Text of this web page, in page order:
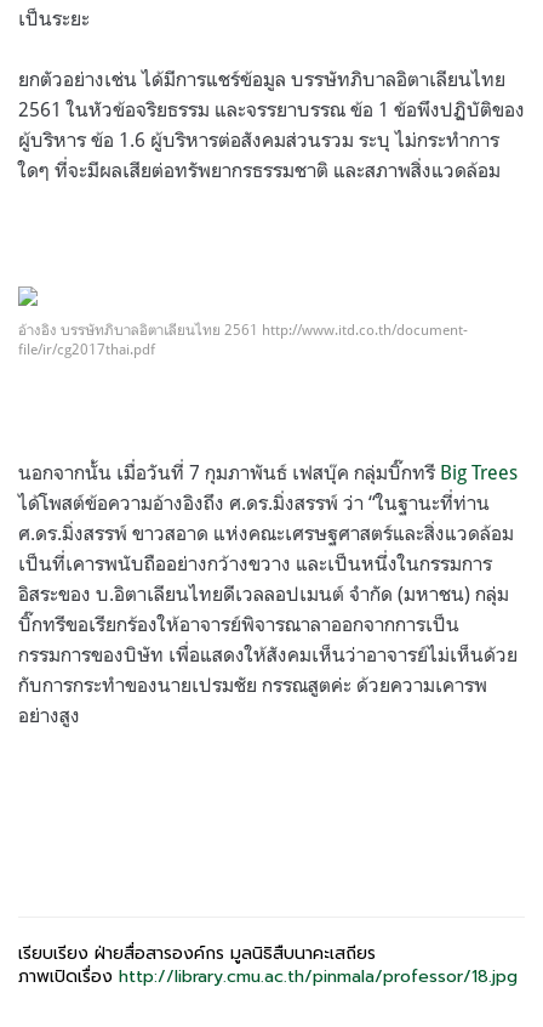
เป็นระยะ
ยกตัวอย่างเช่น ได้มีการแชร์ข้อมูล บรรษัทภิบาลอิตาเลียนไทย
2561 ในหัวข้อจริยธรรม และจรรยาบรรณ ข้อ 1 ข้อพึงปฏิบัติของ
ผู้บริหาร ข้อ 1.6 ผู้บริหารต่อสังคมส่วนรวม ระบุ ไม่กระทำการ
ใดๆ ที่จะมีผลเสียต่อทรัพยากรธรรมชาติ และสภาพสิ่งแวดล้อม
อ้างอิง บรรษัทภิบาลอิตาเลียนไทย 2561 http://www.itd.co.th/document-
file/ir/cg2017thai.pdf
นอกจากนั้น เมื่อวันที่ 7 กุมภาพันธ์ เฟสบุ๊ค กลุ่มบิ๊กทรี Big Trees
ได้โพสต์ข้อความอ้างอิงถึง ศ.ดร.มิ่งสรรพ์ ว่า “ในฐานะที่ท่าน
ศ.ดร.มิ่งสรรพ์ ขาวสอาด แห่งคณะเศรษฐศาสตร์และสิ่งแวดล้อม
เป็นที่เคารพนับถืออย่างกว้างขวาง และเป็นหนึ่งในกรรมการ
อิสระของ บ.อิตาเลียนไทยดีเวลลอปเมนต์ จำกัด (มหาชน) กลุ่ม
บิ๊กทรีขอเรียกร้องให้อาจารย์พิจารณาลาออกจากการเป็น
กรรมการของบิษัท เพื่อแสดงให้สังคมเห็นว่าอาจารย์ไม่เห็นด้วย
กับการกระทำของนายเปรมชัย กรรณสูตค่ะ ด้วยความเคารพ
อย่างสูง
เรียบเรียง ฝ่ายสื่อสารองค์กร มูลนิธิสืบนาคะเสถียร
ภาพเปิดเรื่อง http://library.cmu.ac.th/pinmala/professor/18.jpg